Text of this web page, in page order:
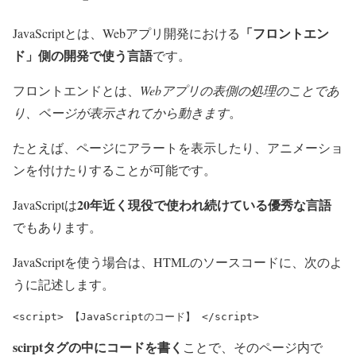
JavaScriptとは、Webアプリ開発における 「フロントエン
ド」側の開発で使う言語です。
フロントエンドとは、 Webアプリの表側の処理のことであ
り、ページが表示されてから動きます。
たとえば、ページにアラートを表示したり、アニメーショ
ンを付けたりすることが可能です。
JavaScriptは20年近く現役で使われ続けている優秀な言語
でもあります。
JavaScriptを使う場合は、HTMLのソースコードに、次のよ
うに記述します。
<script> 【JavaScriptのコード】 </script>
scirptタグの中にコードを書く ことで、そのページ内で